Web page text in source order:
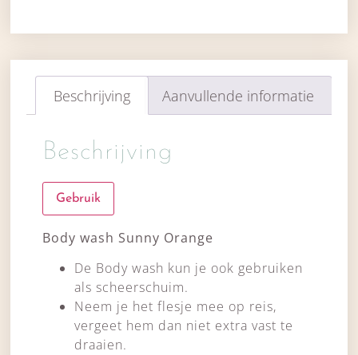
Beschrijving Aanvullende informatie
Beschrijving
Gebruik
Body wash Sunny Orange
De Body wash kun je ook gebruiken
als scheerschuim.
Neem je het flesje mee op reis,
vergeet hem dan niet extra vast te
draaien.